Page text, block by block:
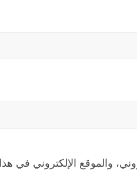
والموقع الإلكتروني في